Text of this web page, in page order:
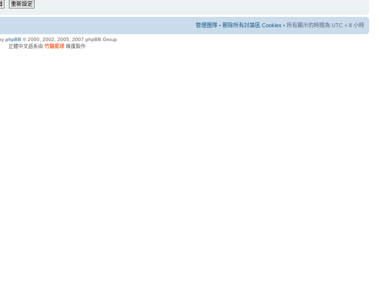
管理團隊 • 刪除所有討論區 Cookies • 所有顯示的時間為 UTC + 8 小時
phpBB © 2000, 2002, 2005, 2007 phpBB Group
正體中文語系由 竹貓星球 維護製作